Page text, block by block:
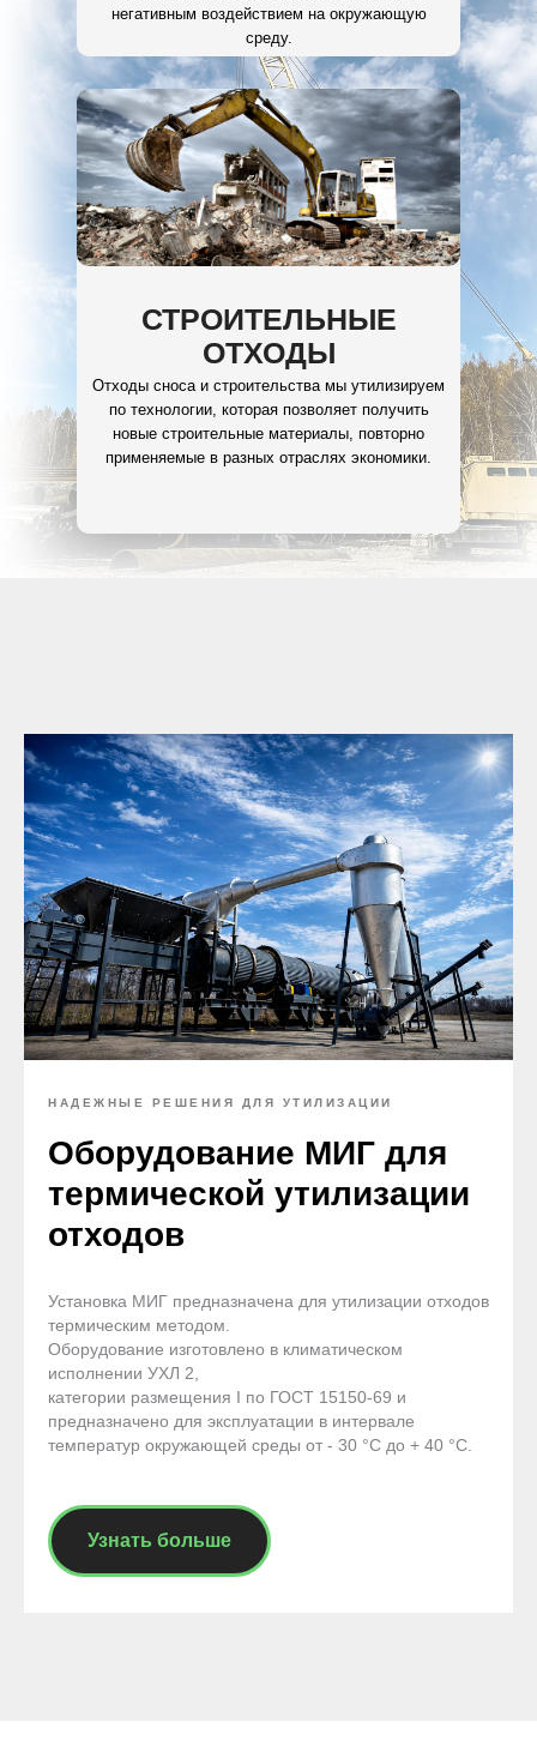
негативным воздействием на окружающую
среду.
СТРОИТЕЛЬНЫЕ
ОТХОДЫ
Отходы сноса и строительства мы утилизируем
по технологии, которая позволяет получить
новые строительные материалы, повторно
применяемые в разных отраслях экономики.
НАДЕЖНЫЕ РЕШЕНИЯ ДЛЯ УТИЛИЗАЦИИ
Оборудование МИГ для
термической утилизации
отходов
Установка МИГ предназначена для утилизации отходов
термическим методом.
Оборудование изготовлено в климатическом
исполнении УХЛ 2,
категории размещения I по ГОСТ 15150-69 и
предназначено для эксплуатации в интервале
температур окружающей среды от - 30 °С до + 40 °С.
Узнать больше